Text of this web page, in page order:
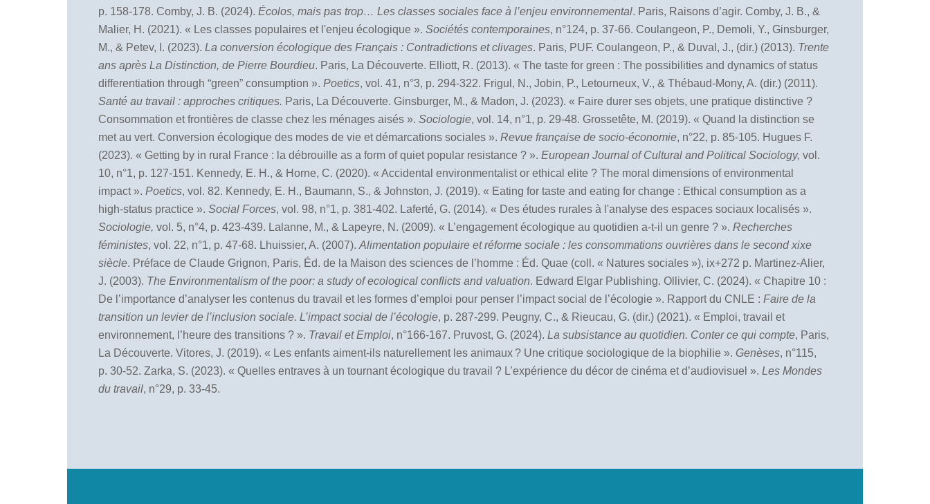
p. 158-178. Comby, J. B. (2024). Écolos, mais pas trop… Les classes sociales face à l’enjeu environnemental. Paris, Raisons d’agir. Comby, J. B., &
Malier, H. (2021). « Les classes populaires et l'enjeu écologique ». Sociétés contemporaines, n°124, p. 37-66. Coulangeon, P., Demoli, Y., Ginsburger,
M., & Petev, I. (2023). La conversion écologique des Français : Contradictions et clivages. Paris, PUF. Coulangeon, P., & Duval, J., (dir.) (2013). Trente
ans après La Distinction, de Pierre Bourdieu. Paris, La Découverte. Elliott, R. (2013). « The taste for green : The possibilities and dynamics of status
differentiation through “green” consumption ». Poetics, vol. 41, n°3, p. 294-322. Frigul, N., Jobin, P., Letourneux, V., & Thébaud-Mony, A. (dir.) (2011).
Santé au travail : approches critiques. Paris, La Découverte. Ginsburger, M., & Madon, J. (2023). « Faire durer ses objets, une pratique distinctive ?
Consommation et frontières de classe chez les ménages aisés ». Sociologie, vol. 14, n°1, p. 29-48. Grossetête, M. (2019). « Quand la distinction se
met au vert. Conversion écologique des modes de vie et démarcations sociales ». Revue française de socio-économie, n°22, p. 85-105. Hugues F.
(2023). « Getting by in rural France : la débrouille as a form of quiet popular resistance ? ». European Journal of Cultural and Political Sociology, vol.
10, n°1, p. 127-151. Kennedy, E. H., & Horne, C. (2020). « Accidental environmentalist or ethical elite ? The moral dimensions of environmental
impact ». Poetics, vol. 82. Kennedy, E. H., Baumann, S., & Johnston, J. (2019). « Eating for taste and eating for change : Ethical consumption as a
high-status practice ». Social Forces, vol. 98, n°1, p. 381-402. Laferté, G. (2014). « Des études rurales à l'analyse des espaces sociaux localisés ».
Sociologie, vol. 5, n°4, p. 423-439. Lalanne, M., & Lapeyre, N. (2009). « L’engagement écologique au quotidien a-t-il un genre ? ». Recherches
féministes, vol. 22, n°1, p. 47-68. Lhuissier, A. (2007). Alimentation populaire et réforme sociale : les consommations ouvrières dans le second xixe
siècle. Préface de Claude Grignon, Paris, Éd. de la Maison des sciences de l’homme : Éd. Quae (coll. « Natures sociales »), ix+272 p. Martinez-Alier,
J. (2003). The Environmentalism of the poor: a study of ecological conflicts and valuation. Edward Elgar Publishing. Ollivier, C. (2024). « Chapitre 10 :
De l’importance d’analyser les contenus du travail et les formes d’emploi pour penser l’impact social de l’écologie ». Rapport du CNLE : Faire de la
transition un levier de l’inclusion sociale. L’impact social de l’écologie, p. 287-299. Peugny, C., & Rieucau, G. (dir.) (2021). « Emploi, travail et
environnement, l’heure des transitions ? ». Travail et Emploi, n°166-167. Pruvost, G. (2024). La subsistance au quotidien. Conter ce qui compte, Paris,
La Découverte. Vitores, J. (2019). « Les enfants aiment-ils naturellement les animaux ? Une critique sociologique de la biophilie ». Genèses, n°115,
p. 30-52. Zarka, S. (2023). « Quelles entraves à un tournant écologique du travail ? L’expérience du décor de cinéma et d’audiovisuel ». Les Mondes
du travail, n°29, p. 33-45.